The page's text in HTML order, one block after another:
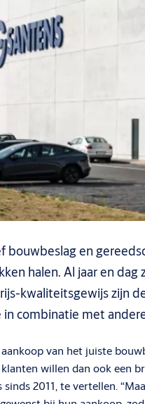
en
halen. Al jaar en dag
kwaliteitsgewijs zijn
combinatie met
van het juiste
willen dan ook
2011, te vertellen.